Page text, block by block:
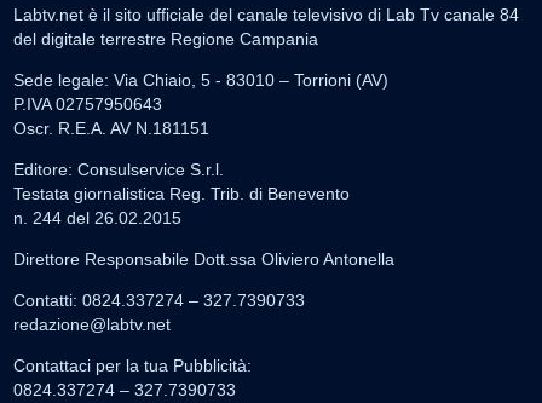
Labtv.net è il sito ufficiale del canale televisivo di Lab Tv canale 84
del digitale terrestre Regione Campania
Sede legale: Via Chiaio, 5 - 83010 – Torrioni (AV)
P.IVA 02757950643
Oscr. R.E.A. AV N.181151
Editore: Consulservice S.r.l.
Testata giornalistica Reg. Trib. di Benevento
n. 244 del 26.02.2015
Direttore Responsabile Dott.ssa Oliviero Antonella
Contatti: 0824.337274 – 327.7390733
redazione@labtv.net
Contattaci per la tua Pubblicità:
0824.337274 – 327.7390733